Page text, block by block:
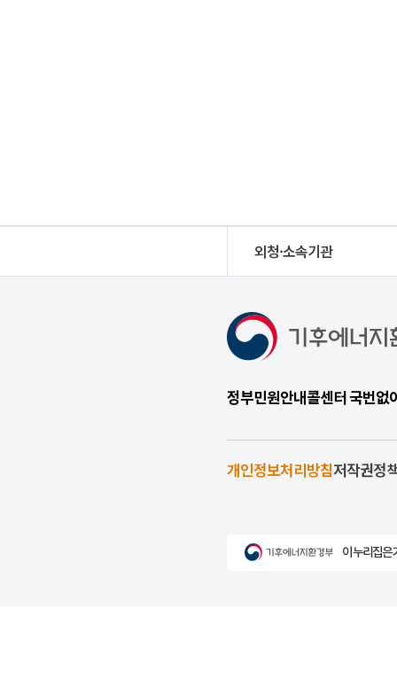
외청·소속기관
정부민원안내콜센터 국번
개인정보처리방침저작권정
이 누리집은